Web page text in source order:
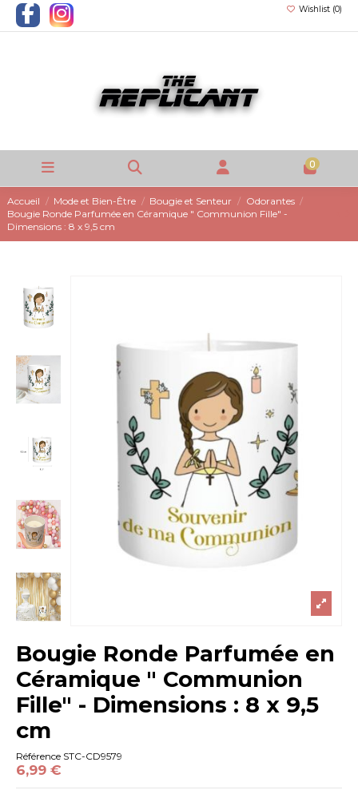
Wishlist (0)
0
Accueil Mode et Bien-Être Bougie et Senteur
Odorantes
Bougie Ronde Parfumée en Céramique " Communion Fille" -
Dimensions : 8 x 9,5 cm
Bougie Ronde Parfumée en
Céramique " Communion
Fille" - Dimensions : 8 x 9,5
cm
Référence STC-CD9579
6,99 €